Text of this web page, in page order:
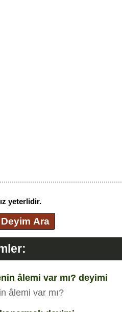
yeterlidir.
Deyim Ara
âlemi var mı? deyimi
âlemi var mı?